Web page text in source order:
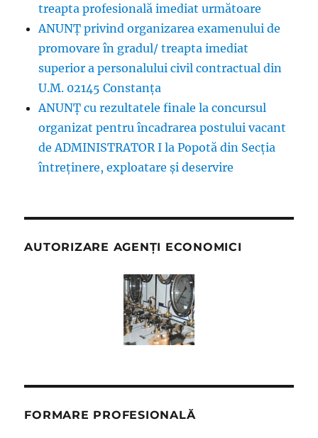
treapta profesională imediat următoare
ANUNŢ privind organizarea examenului de
promovare în gradul/ treapta imediat
superior a personalului civil contractual din
U.M. 02145 Constanța
ANUNȚ cu rezultatele finale la concursul
organizat pentru încadrarea postului vacant
de ADMINISTRATOR I la Popotă din Secția
întreținere, exploatare și deservire
AUTORIZARE AGENȚI ECONOMICI
FORMARE PROFESIONALĂ